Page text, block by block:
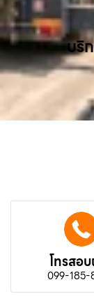
บริ
โทรสอ
099-